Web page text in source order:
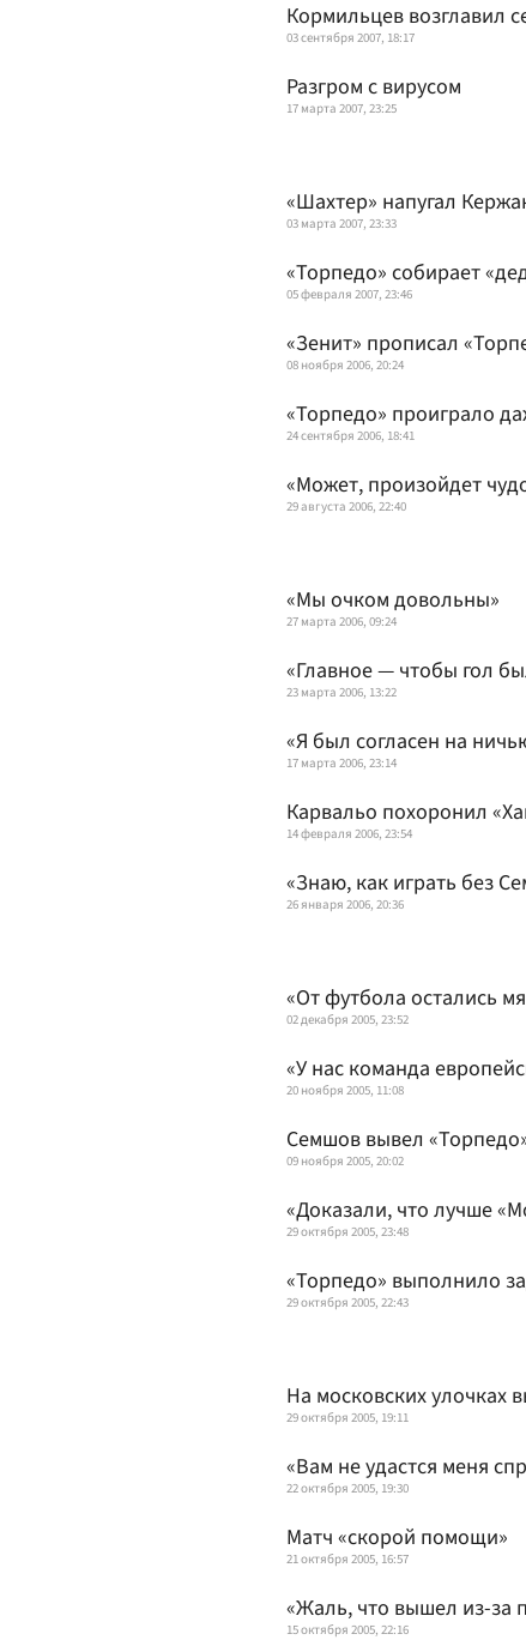
Кормильцев возглавил
03 сентября 2007, 18:17
Разгром с вирусом
17 марта 2007, 23:25
«Шахтер» напугал
03 марта 2007, 23:33
«Торпедо» собирает
05 февраля 2007, 23:46
«Зенит» прописал
08 ноября 2006, 20:24
«Торпедо» проиграло
24 сентября 2006, 18:41
«Может, произойдет
29 августа 2006, 22:40
«Мы очком довольны»
27 марта 2006, 09:24
«Главное — чтобы гол
23 марта 2006, 13:22
«Я был согласен на
17 марта 2006, 23:14
Карвальо похоронил
14 февраля 2006, 23:54
«Знаю, как играть без
26 января 2006, 20:36
«От футбола остались
02 декабря 2005, 23:52
«У нас команда
20 ноября 2005, 11:08
Семшов вывел
09 ноября 2005, 20:02
«Доказали, что лучше
29 октября 2005, 23:48
«Торпедо» выполнило
29 октября 2005, 22:43
На московских
29 октября 2005, 19:11
«Вам не удастся меня
22 октября 2005, 19:30
Матч «скорой помощи»
21 октября 2005, 16:57
«Жаль, что вышел из-за
15 октября 2005, 22:16